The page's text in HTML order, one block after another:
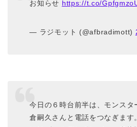
お知らせ https://t.co/
— ラジモット (@afbradimott)
今日の６時台前半は、モンスタ
倉嗣久さんと電話をつなぎま